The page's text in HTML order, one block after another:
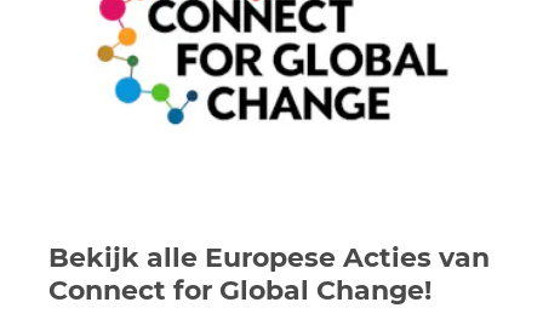
Bekijk alle Europese Acties van
Connect for Global Change!